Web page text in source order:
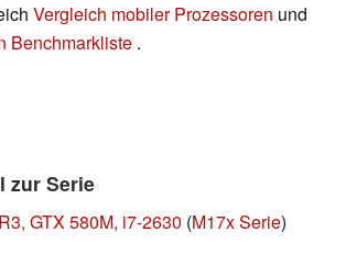
Vergleich mobiler Prozessoren und
Benchmarkliste .
zur Serie
GTX 580M, i7-2630 (M17x Serie)